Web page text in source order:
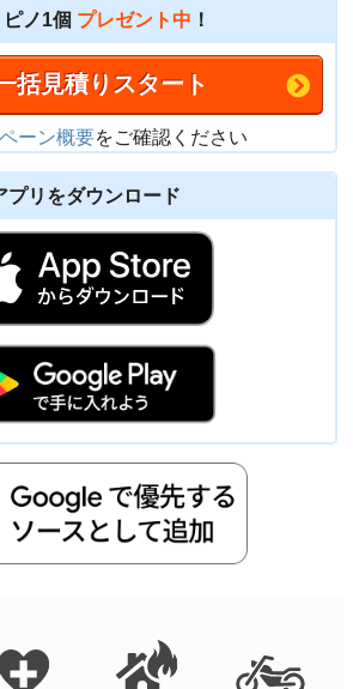
ノ1個 プレゼント中 ！
括見積りスタート
ーン概要をご確認ください
プリをダウンロード